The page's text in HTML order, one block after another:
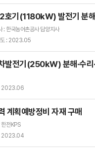
호기(1180kW) 발전기 분해
: 한국농어촌공사 담양지사
도 : 2023.05
발전기(250kW) 분해∙수리
: 2023.06
계획예방정비 자재 구매
한전KPS
: 2023.04